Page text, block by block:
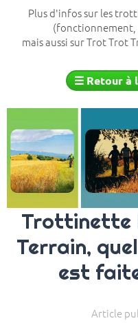
Plus d'infos sur les
mais aussi sur Trot Trot
☰ Retour à
Trottinette
Terrain,
est
Article